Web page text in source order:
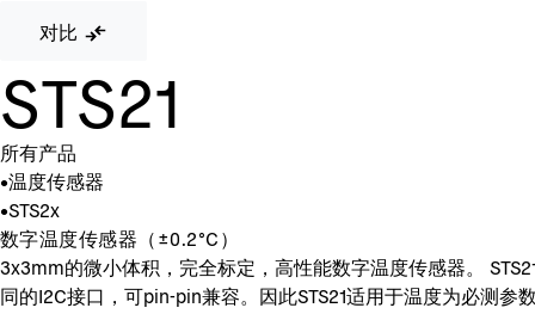
对比
STS21
所有产品
•温度传感器
•STS2x
数字温度传感器（±0.2°C）
3x3mm的微小体积，完全标定，高性能数字温度传感器。
同的I2C接口，可pin-pin兼容。因此STS21适用于温度为必测